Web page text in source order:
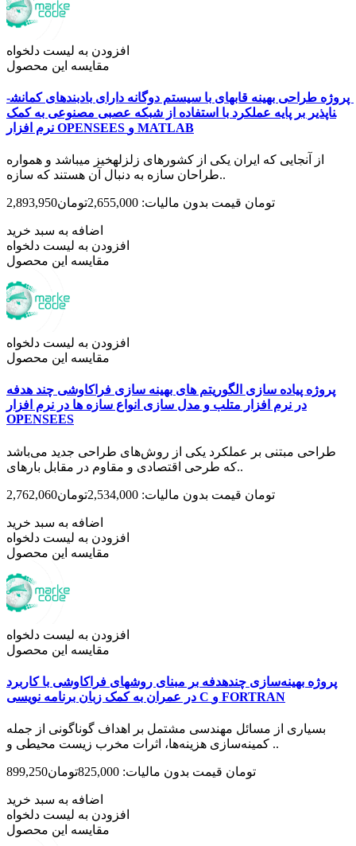
افزودن به لیست دلخواه
مقایسه این محصول
پروژه طراحی بهینه قابهای با سیستم دوگانه دارای بادبندهای کمانش­
ناپذیر بر پایه عملکرد با استفاده از شبکه عصبی مصنوعی به کمک
نرم افزار OPENSEES و MATLAB
از آنجایی که ایران یکی از کشورهای زلزله­خیز می­باشد و همواره
طراحان سازه به دنبال آن هستند که سازه..
2,893,950تومان قیمت بدون مالیات: 2,655,000تومان
اضافه به سبد خرید
افزودن به لیست دلخواه
مقایسه این محصول
افزودن به لیست دلخواه
مقایسه این محصول
پروژه پیاده سازی الگوریتم های بهینه سازی فراکاوشی چند هدفه
در نرم افزار متلب و مدل سازی انواع سازه ها در نرم افزار
OPENSEES
طراحی مبتنی بر عملکرد یکی از روش‌های طراحی جدید می‌باشد
که طرحی اقتصادی و مقاوم در مقابل بارهای..
2,762,060تومان قیمت بدون مالیات: 2,534,000تومان
اضافه به سبد خرید
افزودن به لیست دلخواه
مقایسه این محصول
افزودن به لیست دلخواه
مقایسه این محصول
پروژه بهینه‌سازی چندهدفه بر مبنای روشهای فراکاوشی با کاربرد
در عمران به کمک زبان برنامه نویسی C و FORTRAN
بسیاری از مسائل مهندسی مشتمل بر اهداف گوناگونی از جمله
کمینه‌سازی هزینه‌ها، اثرات مخرب زیست محیطی و ..
899,250تومان قیمت بدون مالیات: 825,000تومان
اضافه به سبد خرید
افزودن به لیست دلخواه
مقایسه این محصول